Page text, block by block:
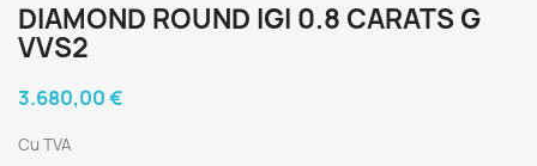
DIAMOND ROUND IGI 0.8 CARATS G
VVS2
3.680,00 €
Cu TVA